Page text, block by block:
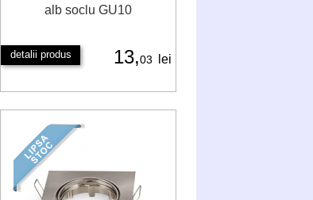
alb soclu GU10
detalii produs 13,03 lei